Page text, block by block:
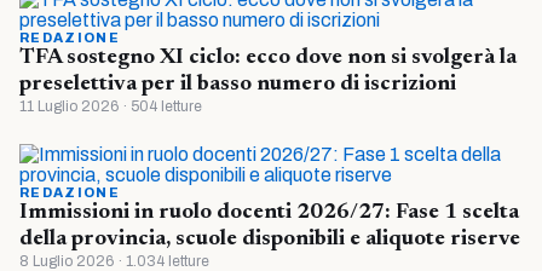
REDAZIONE
TFA sostegno XI ciclo: ecco dove non si svolgerà la
preselettiva per il basso numero di iscrizioni
11 Luglio 2026 · 504 letture
REDAZIONE
Immissioni in ruolo docenti 2026/27: Fase 1 scelta
della provincia, scuole disponibili e aliquote riserve
8 Luglio 2026 · 1.034 letture